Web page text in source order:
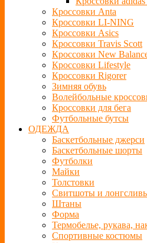
Кроссовки Anta
Кроссовки LI-NING
Кроссовки Asics
Кроссовки Travis Scott
Кроссовки New
Кроссовки Lifestyle
Кроссовки Rigorer
Зимняя обувь
Волейбольные
Кроссовки для бега
Футбольные бутсы
ОДЕЖДА
Баскетбольные джерси
Баскетбольные шорты
Футболки
Майки
Толстовки
Свитшоты и
Штаны
Форма
Термобелье, рукава,
Спортивные костюмы